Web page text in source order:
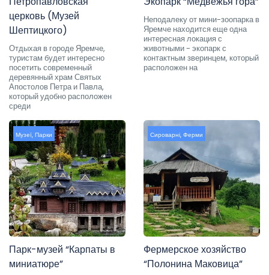
церковь (Музей
Шептицкого)
Отдыхая в городе Яремче,
туристам будет интересно
посетить современный
деревянный храм Святых
Апостолов Петра и Павла,
который удобно расположен
среди
Неподалеку от мини-зоопарка в
Яремче находится еще одна
интересная локация с
животными - экопарк с
контактным зверинцем, который
расположен на
Музеї, Парки
Парк-музей “Карпаты в
миниатюре”
Сироварні, Ферми
Фермерское хозяйство
“Полонина Маковица”